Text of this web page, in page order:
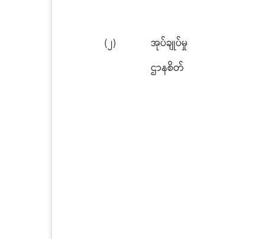
(၂)
အုပ်ချုပ်မှု
ဌာနစိတ်